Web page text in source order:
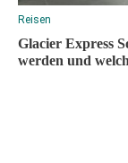
Reisen
Glacier Express
werden und